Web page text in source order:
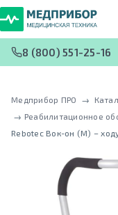
8 (800) 551-25-16
Медприбор ПРО →
→ Реабилитационное
Rebotec Вок-он (M) –